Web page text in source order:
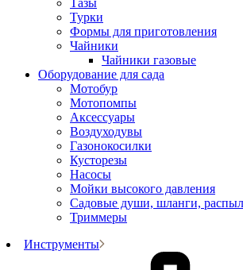
Тазы
Турки
Формы для приготовления
Чайники
Чайники газовые
Оборудование для сада
Мотобур
Мотопомпы
Аксессуары
Воздуходувы
Газонокосилки
Кусторезы
Насосы
Мойки высокого давления
Садовые души, шланги,
Триммеры
Инструменты